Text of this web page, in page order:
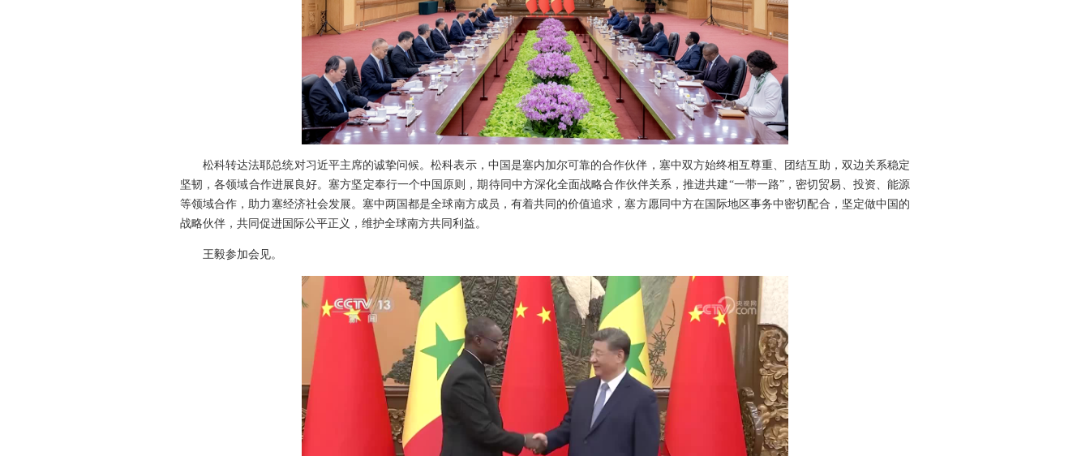
松科转达法耶总统对习近平主席的诚挚问候。松科表示，中国是塞内加尔可靠的合作伙伴，塞中双方始终相互尊重、团结互助，双边关系稳定
坚韧，各领域合作进展良好。塞方坚定奉行一个中国原则，期待同中方深化全面战略合作伙伴关系，推进共建“一带一路”，密切贸易、投资、能源
等领域合作，助力塞经济社会发展。塞中两国都是全球南方成员，有着共同的价值追求，塞方愿同中方在国际地区事务中密切配合，坚定做中国的
战略伙伴，共同促进国际公平正义，维护全球南方共同利益。
王毅参加会见。